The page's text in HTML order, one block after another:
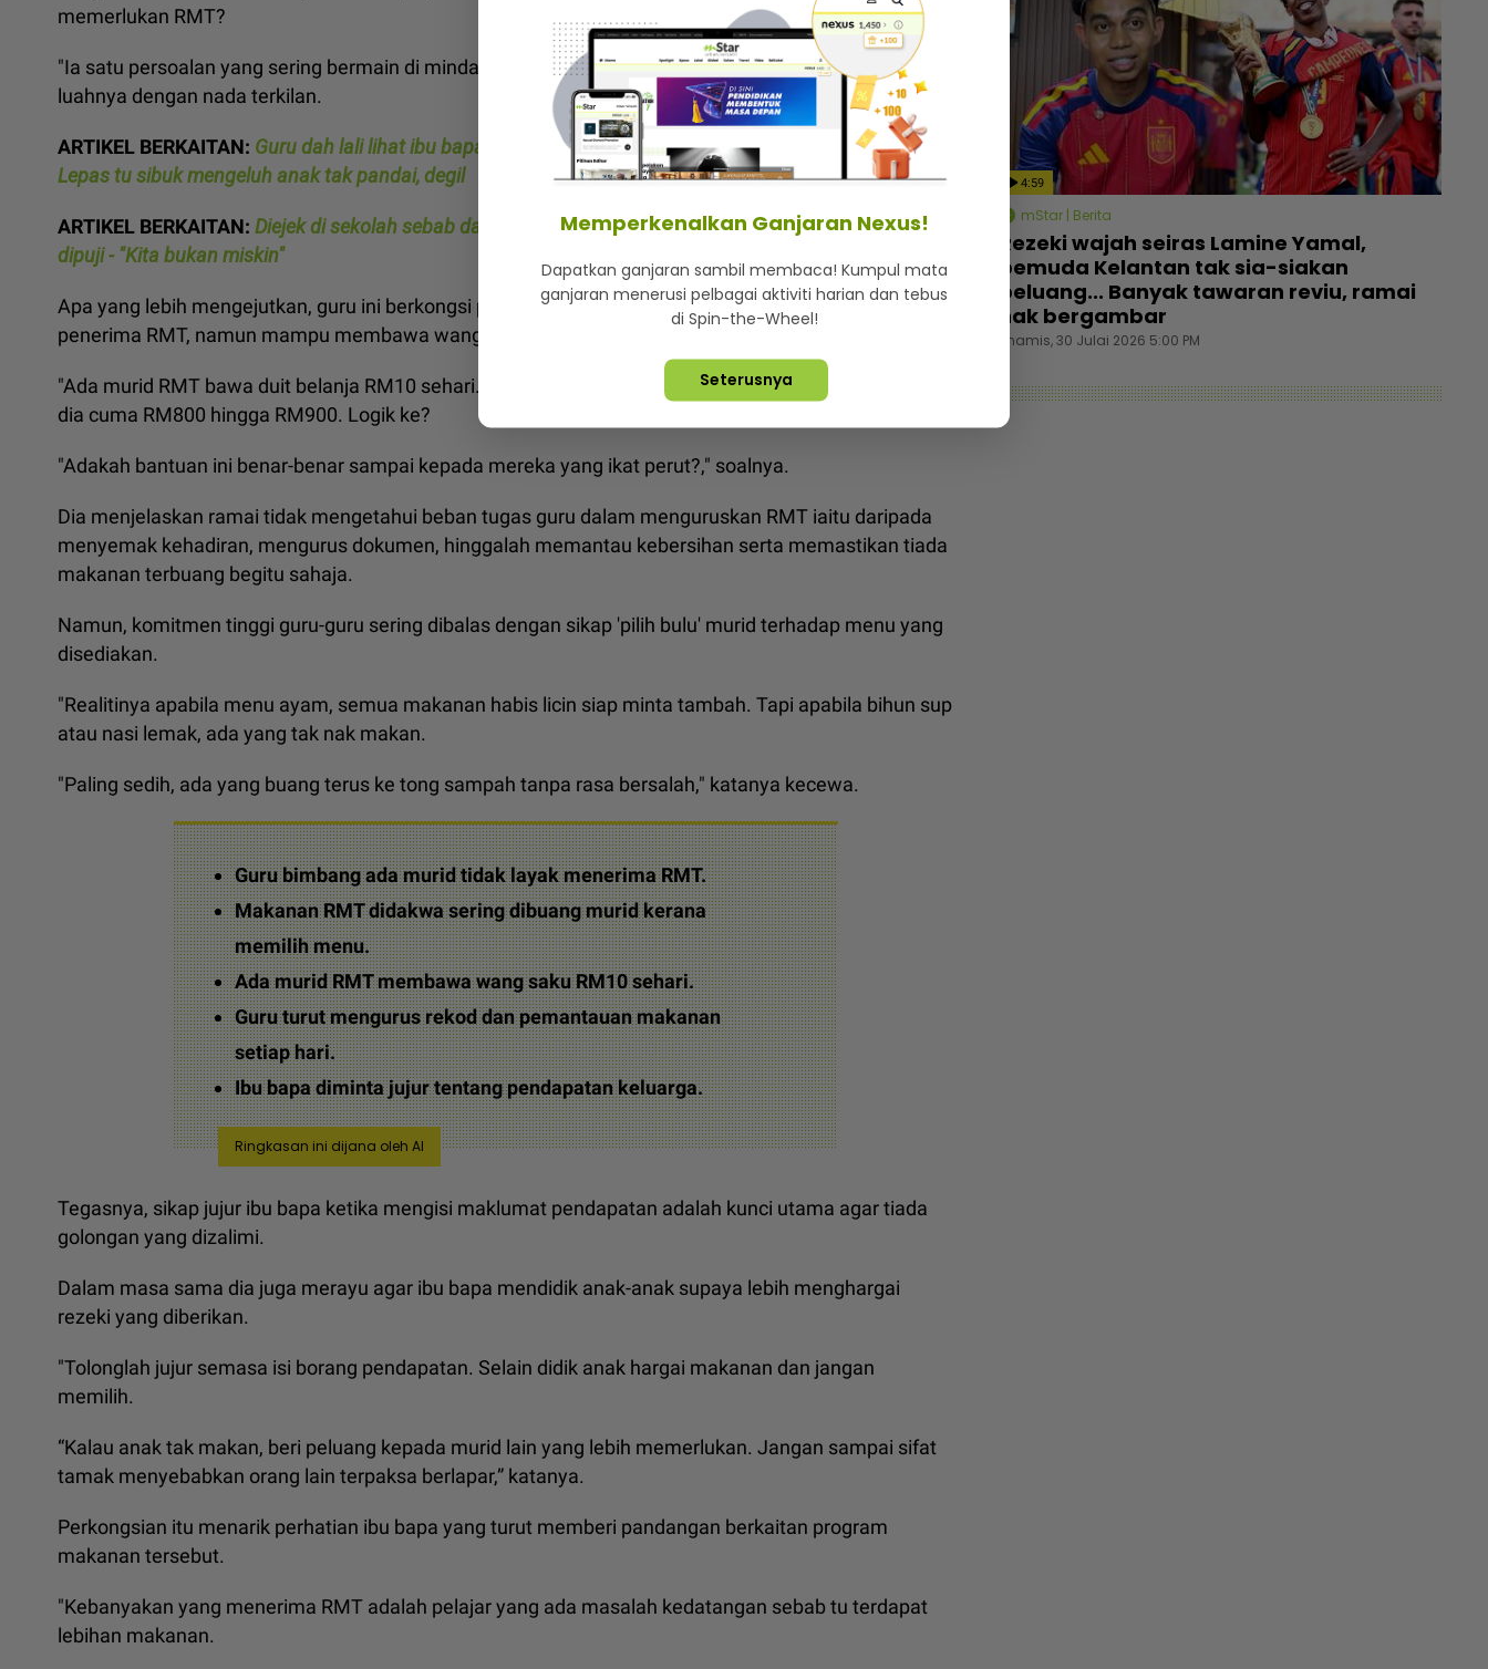
memerlukan RMT?
"Ia satu persoalan yang sering bermain di minda para guru apabila melihat realiti di depan mata,"
luahnya dengan nada terkilan.
ARTIKEL BERKAITAN: Guru dah lali lihat ibu bapa kaya manipulasi dokumen demi dapat bantuan...
Lepas tu sibuk mengeluh anak tak pandai, degil
ARTIKEL BERKAITAN: Diejek di sekolah sebab dapat bantuan RMT, cara si ibu 'psiko' pemikiran anak
dipuji - "Kita bukan miskin"
Apa yang lebih mengejutkan, guru ini berkongsi pengalaman melihat murid yang disenaraikan sebagai
penerima RMT, namun mampu membawa wang saku sehingga RM10 sehari ke sekolah.
"Ada murid RMT bawa duit belanja RM10 sehari. Tapi kalau berdasarkan rekod, pendapatan keluarga
dia cuma RM800 hingga RM900. Logik ke?
"Adakah bantuan ini benar-benar sampai kepada mereka yang ikat perut?," soalnya.
Dia menjelaskan ramai tidak mengetahui beban tugas guru dalam menguruskan RMT iaitu daripada
menyemak kehadiran, mengurus dokumen, hinggalah memantau kebersihan serta memastikan tiada
makanan terbuang begitu sahaja.
Namun, komitmen tinggi guru-guru sering dibalas dengan sikap 'pilih bulu' murid terhadap menu yang
disediakan.
"Realitinya apabila menu ayam, semua makanan habis licin siap minta tambah. Tapi apabila bihun sup
atau nasi lemak, ada yang tak nak makan.
"Paling sedih, ada yang buang terus ke tong sampah tanpa rasa bersalah," katanya kecewa.
Guru bimbang ada murid tidak layak menerima RMT.
Makanan RMT didakwa sering dibuang murid kerana
memilih menu.
Ada murid RMT membawa wang saku RM10 sehari.
Guru turut mengurus rekod dan pemantauan makanan
setiap hari.
Ibu bapa diminta jujur tentang pendapatan keluarga.
Ringkasan ini dijana oleh AI
Tegasnya, sikap jujur ibu bapa ketika mengisi maklumat pendapatan adalah kunci utama agar tiada
golongan yang dizalimi.
Dalam masa sama dia juga merayu agar ibu bapa mendidik anak-anak supaya lebih menghargai
rezeki yang diberikan.
"Tolonglah jujur semasa isi borang pendapatan. Selain didik anak hargai makanan dan jangan
memilih.
“Kalau anak tak makan, beri peluang kepada murid lain yang lebih memerlukan. Jangan sampai sifat
tamak menyebabkan orang lain terpaksa berlapar,” katanya.
Perkongsian itu menarik perhatian ibu bapa yang turut memberi pandangan berkaitan program
makanan tersebut.
"Kebanyakan yang menerima RMT adalah pelajar yang ada masalah kedatangan sebab tu terdapat
lebihan makanan.
4:59
mStar | Berita
Rezeki wajah seiras Lamine Yamal,
pemuda Kelantan tak sia-siakan
peluang... Banyak tawaran reviu, ramai
nak bergambar
Khamis, 30 Julai 2026 5:00 PM
Memperkenalkan Ganjaran Nexus!
Dapatkan ganjaran sambil membaca! Kumpul mata
ganjaran menerusi pelbagai aktiviti harian dan tebus
di Spin-the-Wheel!
Seterusnya